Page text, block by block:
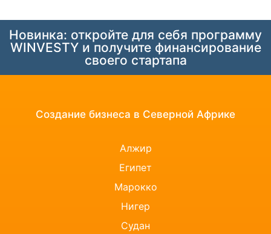
Новинка: откройте для себя программу
WINVESTY и получите финансирование
своего стартапа
Создание бизнеса в Северной Африке
Алжир
Египет
Марокко
Нигер
Судан